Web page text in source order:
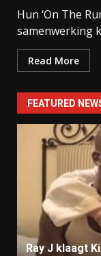
Hun ‘On The
samenwerking
Read More
FEATURED
Ray J klaagt